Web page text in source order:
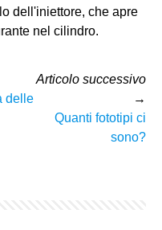
dell'iniettore, che apre
nel cilindro.
delle
Articolo successivo
→
Quanti fototipi ci
sono?